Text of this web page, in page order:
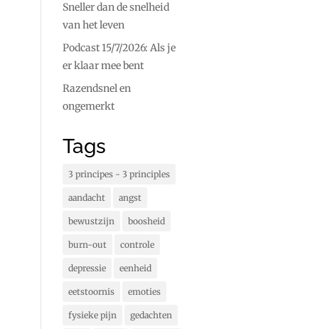
Sneller dan de snelheid
van het leven
Podcast 15/7/2026: Als je
er klaar mee bent
Razendsnel en
ongemerkt
Tags
3 principes - 3 principles
aandacht angst
bewustzijn boosheid
burn-out controle
depressie eenheid
eetstoornis emoties
fysieke pijn gedachten